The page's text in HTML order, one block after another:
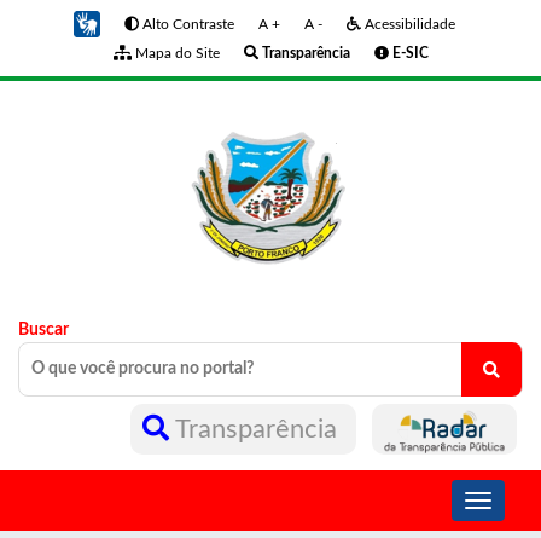
Alto Contraste A + A -
Acessibilidade
Mapa do Site
Transparência E-SIC
Buscar
Transparência
Toggle